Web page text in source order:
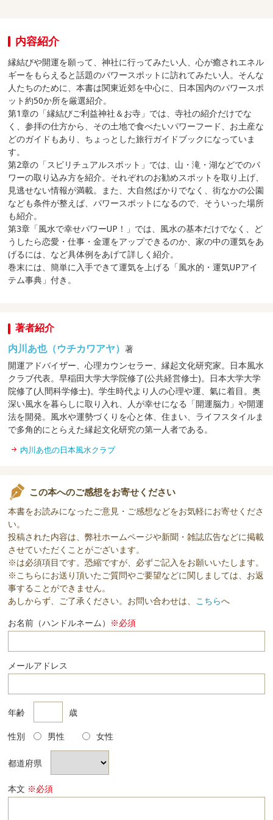
内容紹介
縁結びや開運を願って、神社に行ってみたい人、心が癒されエネル
ギーをもらえると話題のパワースポットに訪れてみたい人。そんな
人たちのために、本書は関東近郊を中心に、日本国内のパワースポ
ット約50か所を厳選紹介。
第1章の「縁結びご利益神社＆お寺」では、寺社の紹介だけでな
く、参拝の仕方から、その土地で食べたいパワーフード、お土産な
どのガイドもあり、ちょっとした旅行ガイドブックになっていま
す。
第2章の「スピリチュアルスポット」では、山・滝・湖などでのパ
ワーの取り込み方を紹介。それぞれのお勧めスポットを取り上げ、
見逃せない情報が満載。また、大自然ばかりでなく、街なかの公園
なども条件が整えば、パワースポットになるので、そういった場所
も紹介。
第3章「風水で幸せパワーUP！」では、風水の基本だけでなく、ど
うしたら恋愛・仕事・金運をアップできるのか、家の中の運気をあ
げるには、など具体例をあげて詳しく紹介。
巻末には、簡単に入手できて運気を上げる「風水的・運気UPアイ
テム事典」付き。
著者紹介
内川あ也（ウチカワアヤ）著
開運アドバイザー、心理カウンセラー、縁起文化研究家。日本風水
クラブ代表。早稲田大学大学院修了(公共経営修士)。日本大学大学
院修了(人間科学修士)。学生時代より人の心理や運、氣に着目。奥
深い風水を暮らしに取り入れ、人が幸せになる「開運脳力」や開運
法を開発。風水や運勢づくりを心と体、住まい、ライフスタイルま
で多角的にとらえた縁起文化研究の第一人者である。
内川あ也の日本風水クラブ
この本へのご感想をお寄せください
本書をお読みになったご意見・ご感想などをお気軽にお寄せくださ
い。
投稿された内容は、弊社ホームページや新聞・雑誌広告などに掲載
させていただくことがございます。
※は必須項目です。恐縮ですが、必ずご記入をお願いいたします。
※こちらにお送り頂いたご質問やご要望などに関しましては、お返
事することができません。
あしからず、ご了承ください。お問い合わせは、 こちらへ
お名前（ハンドルネーム） ※必須
メールアドレス
年齢 歳
性別 男性 女性
都道府県
本文 ※必須